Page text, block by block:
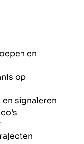
en
op
signaleren